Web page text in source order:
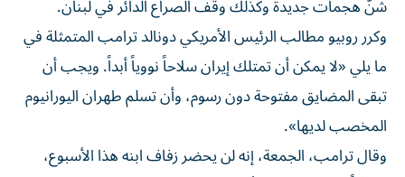
‌شنّ هجمات جديدة وكذلك وقف الصراع الدائر في لبنان.
وكرر روبيو مطالب الرئيس الأمريكي دونالد ترامب المتمثلة في
ما يلي «لا يمكن أن تمتلك إيران سلاحاً نووياً أبداً. ويجب أن
تبقى المضايق مفتوحة دون رسوم، وأن تسلم طهران اليورانيوم
المخصب لديها».
وقال ترامب، الجمعة، إنه لن يحضر زفاف ابنه هذا الأسبوع،